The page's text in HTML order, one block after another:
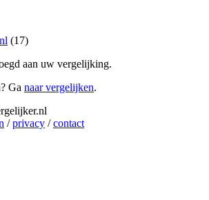
(17)
aan uw vergelijking.
Ga naar vergelijken.
/privacy /contact